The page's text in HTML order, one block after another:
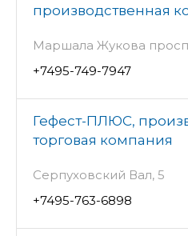
производственная
Маршала Жукова
+7495-749-7947
Гефест-ПЛЮС,
торговая компания
Серпуховский Вал, 5
+7495-763-6898